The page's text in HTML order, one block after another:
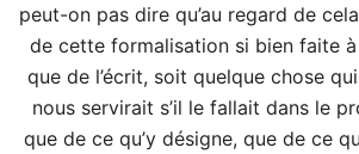
peut-on pas dire qu’au regard de
de cette formalisation si bien faite
que de l’écrit, soit quelque chose
nous servirait s’il le fallait dans le
que de ce qu’y désigne, que de ce